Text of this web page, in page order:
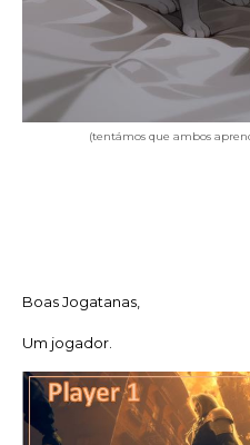
(tentámos que ambos
Boas Jogatanas,
Um jogador.